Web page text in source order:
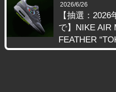
2026/6/26
【抽選：
で】NIKE AIR
FEATHER